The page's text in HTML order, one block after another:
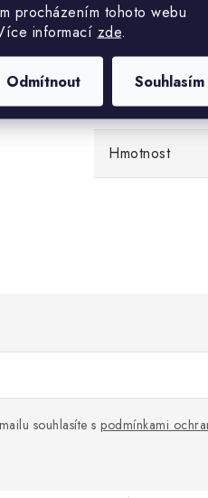
procházením tohoto webu
informací zde.
Odmítnout Souhlasím
Hmotnost
souhlasíte s podmínkami